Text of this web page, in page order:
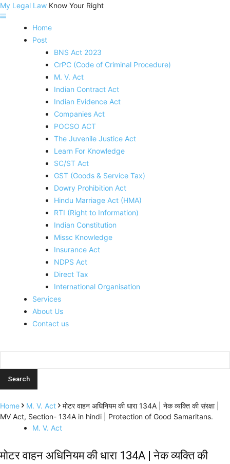
My Legal Law Know Your Right
Home
Post
BNS Act 2023
CrPC (Code of Criminal Procedure)
M. V. Act
Indian Contract Act
Indian Evidence Act
Companies Act
POCSO ACT
The Juvenile Justice Act
Learn For Knowledge
SC/ST Act
GST (Goods & Service Tax)
Dowry Prohibition Act
Hindu Marriage Act (HMA)
RTI (Right to Information)
Indian Constitution
Missc Knowledge
Insurance Act
NDPS Act
Direct Tax
International Organisation
Services
About Us
Contact us
Home M. V. Act
मोटर वाहन अधिनियम की धारा 134A | नेक व्यक्ति की संरक्षा |
MV Act, Section- 134A in hindi | Protection of Good Samaritans.
M. V. Act
मोटर वाहन अधिनियम की धारा 134A | नेक व्यक्ति की